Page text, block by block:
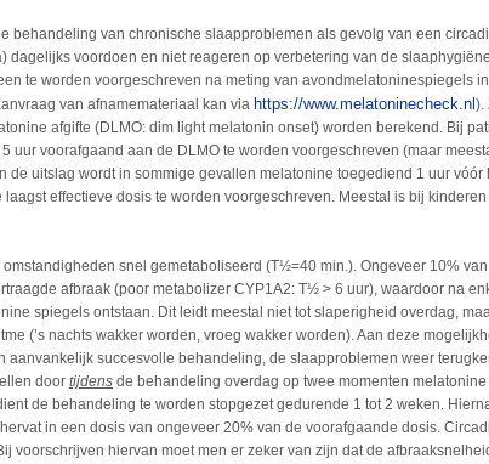
behandeling van chronische slaapproblemen als gevolg van een
dagelijks voordoen en niet reageren op verbetering van de
te worden voorgeschreven na meting van avondmelatoninespiegels
van afnamemateriaal kan via https://www.melatoninecheck.nl ).
afgifte (DLMO: dim light melatonin onset) worden berekend. Bij
uur voorafgaand aan de DLMO te worden voorgeschreven (maar
de uitslag wordt in sommige gevallen melatonine toegediend 1 uur vóór
effectieve dosis te worden voorgeschreven. Meestal is bij kinderen
snel gemetaboliseerd (T½=40 min.). Ongeveer 10%
afbraak (poor metabolizer CYP1A2: T½ > 6 uur), waardoor na
spiegels ontstaan. Dit leidt meestal niet tot slaperigheid overdag,
(’s nachts wakker worden, vroeg wakker worden). Aan deze
aanvankelijk succesvolle behandeling, de slaapproblemen weer
door tijdens de behandeling overdag op twee momenten
de behandeling te worden stopgezet gedurende 1 tot 2 weken.
in een dosis van ongeveer 20% van de voorafgaande dosis.
voorschrijven hiervan moet men er zeker van zijn dat de